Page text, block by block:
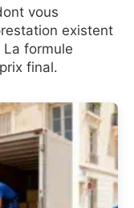
vous
existent
formule
final.